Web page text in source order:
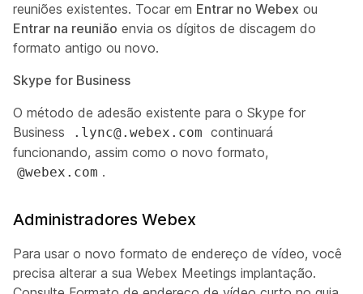
reuniões existentes. Tocar em Entrar no Webex ou
Entrar na reunião envia os dígitos de discagem do
formato antigo ou novo.
Skype for Business
O método de adesão existente para o Skype for
Business
.lync@.webex.com continuará
funcionando, assim como o novo formato,
@webex.com .
Administradores Webex
Para usar o novo formato de endereço de vídeo, você
precisa alterar a sua Webex Meetings implantação.